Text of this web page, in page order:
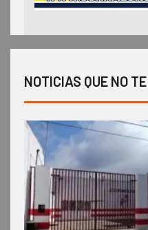
NOTICIAS QUE NO